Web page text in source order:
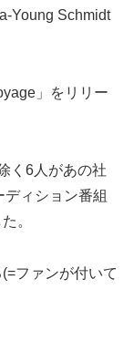
Young Schmidt
」をリリー
く6人があの社
ィション番組
。
ファンが付いて